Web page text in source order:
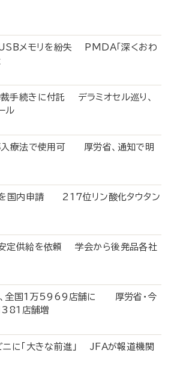
メモリを紛失 PMDA「深くおわ
手続きに付託 デラミオセル巡り、
ル
入療法で使用可 厚労省、通知で明
を国内申請 217位リン酸化タウタン
安定供給を依頼 学会から後発品各社
、全国1万5969店舗に 厚労省・今
店舗増
ニに「大きな前進」 JFAが報道機関